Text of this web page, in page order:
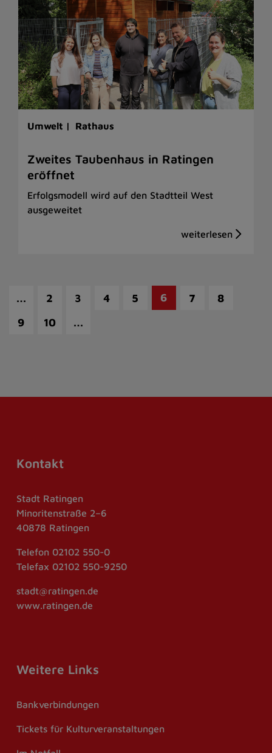
Umwelt | Rathaus
Zweites Taubenhaus in Ratingen
eröffnet
Erfolgsmodell wird auf den Stadtteil West
ausgeweitet
… 2 3 4 5 6 7
8
9
10 …
Kontakt
Stadt Ratingen
Minoritenstraße 2–6
40878 Ratingen
Telefon 02102 550-0
Telefax 02102 550-9250
stadt@ratingen.de
www.ratingen.de
Weitere Links
Bankverbindungen
Tickets für Kulturveranstaltungen